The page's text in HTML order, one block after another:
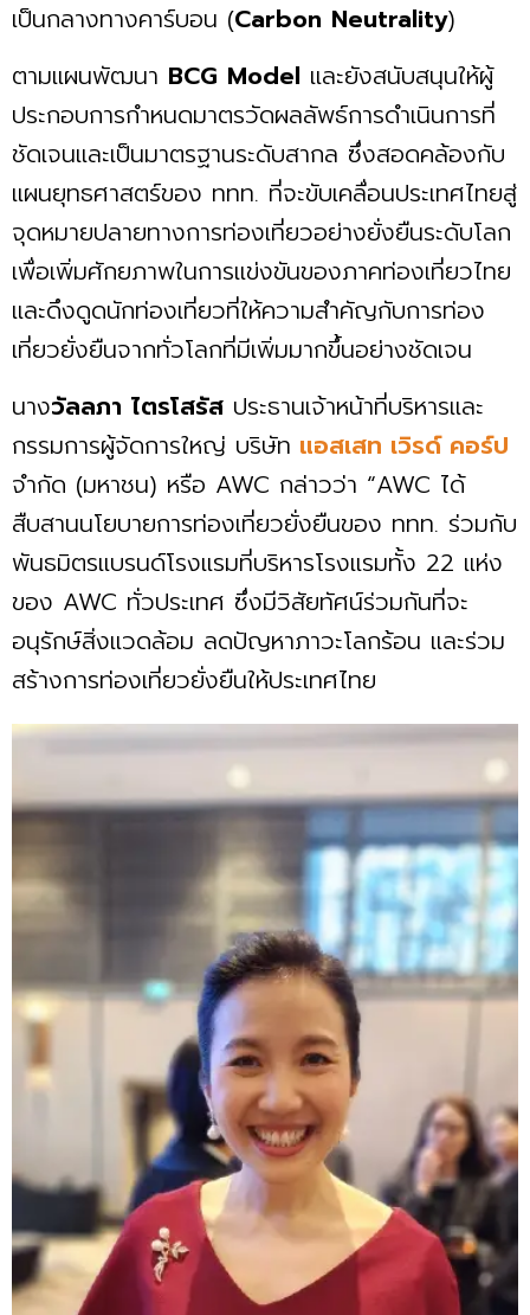
เป็นกลางทางคาร์บอน (Carbon Neutrality)
ตามแผนพัฒนา BCG Model และยังสนับสนุนให้ผู้
ประกอบการกำหนดมาตรวัดผลลัพธ์การดำเนินการที่
ชัดเจนและเป็นมาตรฐานระดับสากล ซึ่งสอดคล้องกับ
แผนยุทธศาสตร์ของ ททท. ที่จะขับเคลื่อนประเทศไทยสู่
จุดหมายปลายทางการท่องเที่ยวอย่างยั่งยืนระดับโลก
เพื่อเพิ่มศักยภาพในการแข่งขันของภาคท่องเที่ยวไทย
และดึงดูดนักท่องเที่ยวที่ให้ความสำคัญกับการท่อง
เที่ยวยั่งยืนจากทั่วโลกที่มีเพิ่มมากขึ้นอย่างชัดเจน
นางวัลลภา ไตรโสรัส ประธานเจ้าหน้าที่บริหารและ
กรรมการผู้จัดการใหญ่ บริษัท แอสเสท เวิรด์ คอร์ป
จำกัด (มหาชน) หรือ AWC กล่าวว่า “AWC ได้
สืบสานนโยบายการท่องเที่ยวยั่งยืนของ ททท. ร่วมกับ
พันธมิตรแบรนด์โรงแรมที่บริหารโรงแรมทั้ง 22 แห่ง
ของ AWC ทั่วประเทศ ซึ่งมีวิสัยทัศน์ร่วมกันที่จะ
อนุรักษ์สิ่งแวดล้อม ลดปัญหาภาวะโลกร้อน และร่วม
สร้างการท่องเที่ยวยั่งยืนให้ประเทศไทย